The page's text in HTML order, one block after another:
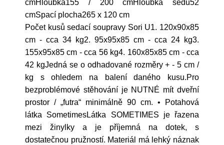
cmHloubka155 / 200 cmHloubka sedu52
cmSpací plocha265 x 120 cm
Počet kusů sedací soupravy Sori U1. 120x90x85
cm - cca 34 kg2. 95x95x85 cm - cca 24 kg3.
155x95x85 cm - cca 56 kg4. 160x85x85 cm - cca
42 kgJedná se o odhadované rozměry + - 5 cm /
kg s ohledem na balení daného kusu.Pro
bezproblémové stěhování je NUTNÉ mít dveřní
prostor / „futra“ minimálně 90 cm. • Potahová
látka SometimesLátka SOMETIMES je řazena
mezi žinylky a je příjemná na dotek, s
dostatečnou pružností. Materiál má lehký náznak